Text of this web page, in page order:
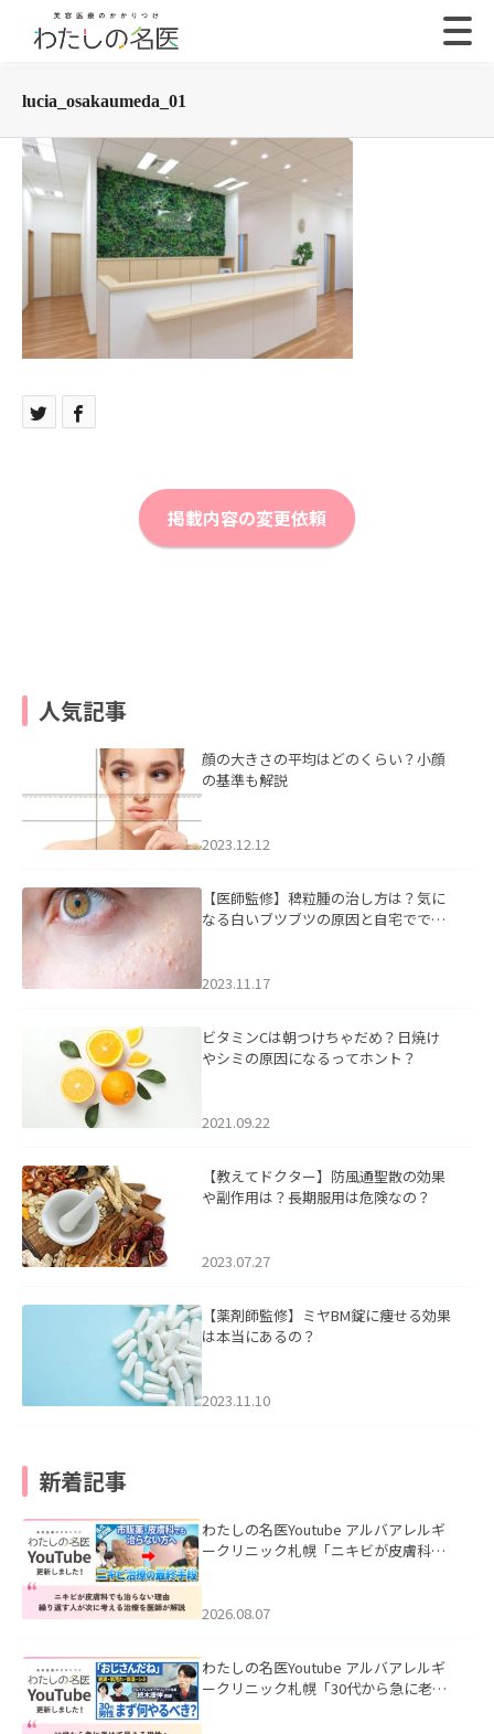
lucia_osakaumeda_01
掲載内容の変更依頼
人気記事
顔の大きさの平均はどのくらい？小顔
の基準も解説
2023.12.12
【医師監修】稗粒腫の治し方は？気に
なる白いブツブツの原因と自宅ででき
2023.11.17
ビタミンCは朝つけちゃだめ？日焼け
やシミの原因になるってホント？
2021.09.22
【教えてドクター】防風通聖散の効果
や副作用は？長期服用は危険なの？
2023.07.27
【薬剤師監修】ミヤBM錠に痩せる効果
は本当にあるの？
2023.11.10
新着記事
わたしの名医Youtube アルバアレルギ
ークリニック札幌「ニキビが皮膚科で
ました。
2026.08.07
わたしの名医Youtube アルバアレルギ
ークリニック札幌「30代から急に老け